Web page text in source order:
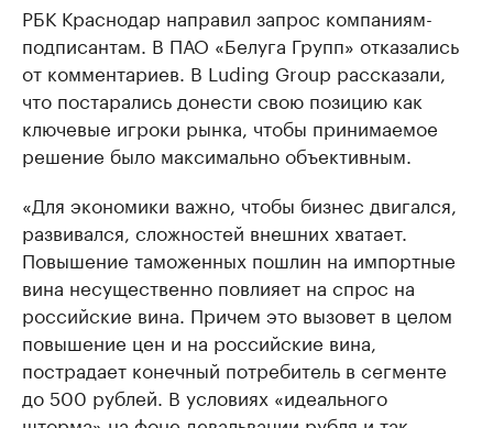
РБК Краснодар направил запрос компаниям-
подписантам. В ПАО «Белуга Групп» отказались
от комментариев. В Luding Group рассказали,
что постарались донести свою позицию как
ключевые игроки рынка, чтобы принимаемое
решение было максимально объективным.
«Для экономики важно, чтобы бизнес двигался,
развивался, сложностей внешних хватает.
Повышение таможенных пошлин на импортные
вина несущественно повлияет на спрос на
российские вина. Причем это вызовет в целом
повышение цен и на российские вина,
пострадает конечный потребитель в сегменте
до 500 рублей. В условиях «идеального